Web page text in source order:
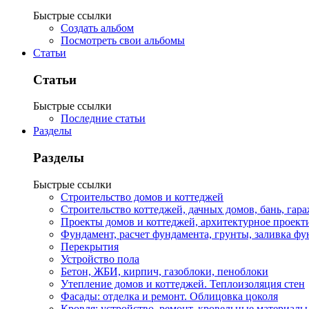
Быстрые ссылки
Создать альбом
Посмотреть свои альбомы
Статьи
Статьи
Быстрые ссылки
Последние статьи
Разделы
Разделы
Быстрые ссылки
Строительство домов и коттеджей
Строительство коттеджей, дачных домов, бань,
Проекты домов и коттеджей, архитектурное
Фундамент, расчет фундамента, грунты, заливка
Перекрытия
Устройство пола
Бетон, ЖБИ, кирпич, газоблоки, пеноблоки
Утепление домов и коттеджей. Теплоизоляция стен
Фасады: отделка и ремонт. Облицовка цоколя